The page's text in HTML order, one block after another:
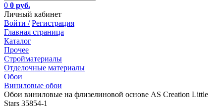
0 0 руб.
Личный кабинет
Войти / Регистрация
Главная страница
Каталог
Прочее
Стройматериалы
Отделочные материалы
Обои
Виниловые обои
Обои виниловые на флизелиновой основе AS Creation Little
Stars 35854-1